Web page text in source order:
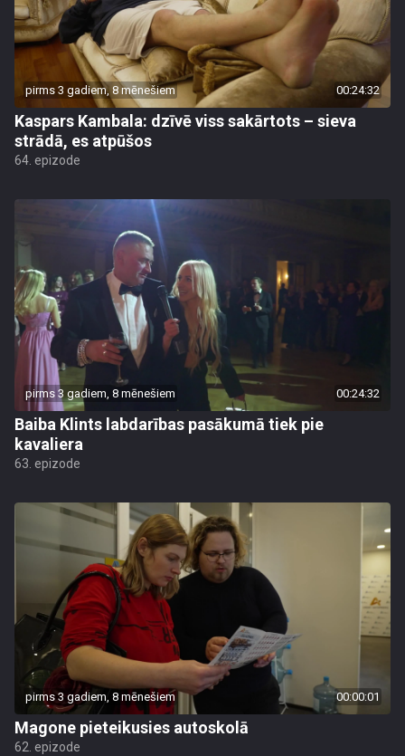
pirms 3 gadiem, 8 mēnešiem 00:24:32
Kaspars Kambala: dzīvē viss sakārtots – sieva
strādā, es atpūšos
64. epizode
pirms 3 gadiem, 8 mēnešiem 00:24:32
Baiba Klints labdarības pasākumā tiek pie
kavaliera
63. epizode
pirms 3 gadiem, 8 mēnešiem 00:00:01
Magone pieteikusies autoskolā
62. epizode